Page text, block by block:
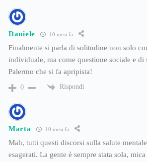
Daniele 10 mesi fa
Finalmente si parla di solitudine non solo
individuale, ma come questione sociale e di
Palermo che si fa apripista!
0 Rispondi
Marta 10 mesi fa
Mah, tutti questi discorsi sulla salute
esagerati. La gente è sempre stata sola,